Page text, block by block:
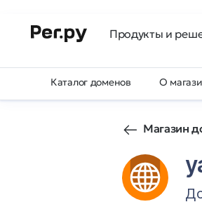
Продукты и
Каталог доменов О
Магазин